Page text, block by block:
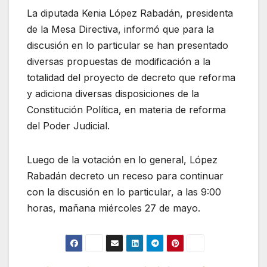
La diputada Kenia López Rabadán, presidenta
de la Mesa Directiva, informó que para la
discusión en lo particular se han presentado
diversas propuestas de modificación a la
totalidad del proyecto de decreto que reforma
y adiciona diversas disposiciones de la
Constitución Política, en materia de reforma
del Poder Judicial.
Luego de la votación en lo general, López
Rabadán decreto un receso para continuar
con la discusión en lo particular, a las 9:00
horas, mañana miércoles 27 de mayo.